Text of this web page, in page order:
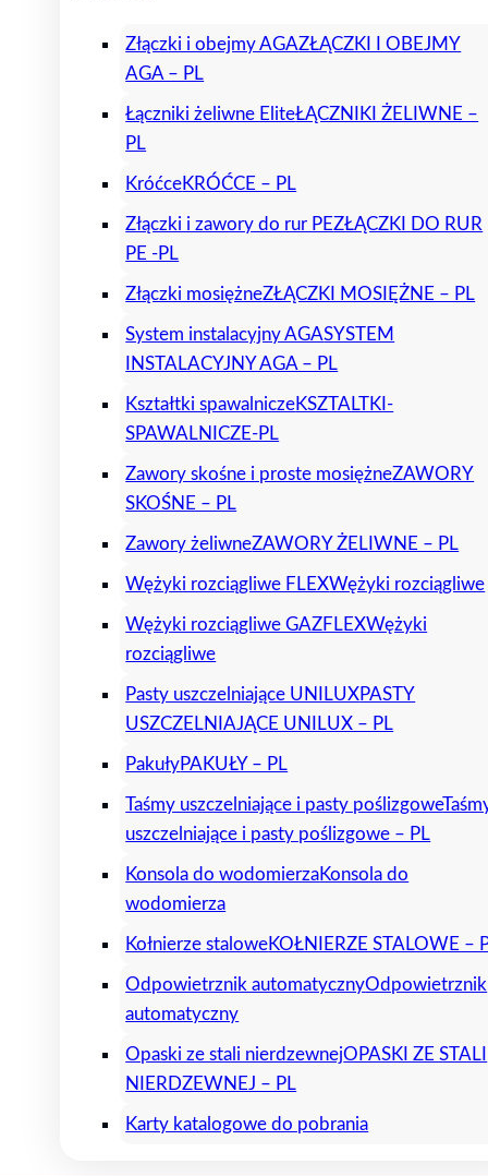
Złączki i obejmy AGAZŁĄCZKI I OBEJMY
AGA – PL
Łączniki żeliwne EliteŁĄCZNIKI ŻELIWNE –
PL
KróćceKRÓĆCE – PL
Złączki i zawory do rur PEZŁĄCZKI DO RUR
PE -PL
Złączki mosiężneZŁĄCZKI MOSIĘŻNE – PL
System instalacyjny AGASYSTEM
INSTALACYJNY AGA – PL
Kształtki spawalniczeKSZTALTKI-
SPAWALNICZE-PL
Zawory skośne i proste mosiężneZAWORY
SKOŚNE – PL
Zawory żeliwneZAWORY ŻELIWNE – PL
Wężyki rozciągliwe FLEXWężyki rozciągliwe
Wężyki rozciągliwe GAZFLEXWężyki
rozciągliwe
Pasty uszczelniające UNILUX PASTY
USZCZELNIAJĄCE UNILUX – PL
PakułyPAKUŁY – PL
Taśmy uszczelniające i pasty poślizgowe
uszczelniające i pasty poślizgowe – PL
Konsola do wodomierzaKonsola do
wodomierza
Kołnierze staloweKOŁNIERZE STALOWE –
Odpowietrznik automatycznyOdpowietrznik
automatyczny
Opaski ze stali nierdzewnejOPASKI ZE STALI
NIERDZEWNEJ – PL
Karty katalogowe do pobrania